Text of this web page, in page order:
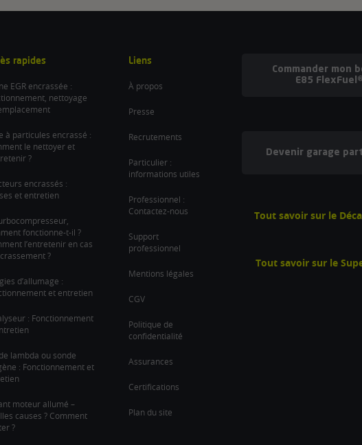
rapides
EGR encrassée :
nettoyage
à particules encrassé :
le nettoyer et
?
encrassés :
et entretien
fonctionne-t-il ?
l’entretenir en cas
?
d’allumage :
et entretien
: Fonctionnement
lambda ou sonde
: Fonctionnement et
moteur allumé –
causes ? Comment
?
Liens
À propos
Presse
Recrutements
Particulier :
informations utiles
Professionnel :
Contactez-nous
Support
professionnel
Mentions légales
CGV
Politique de
confidentialité
Assurances
Certifications
Plan du site
Commander mon
E85
Devenir garage
Tout savoir sur le
Tout savoir sur le